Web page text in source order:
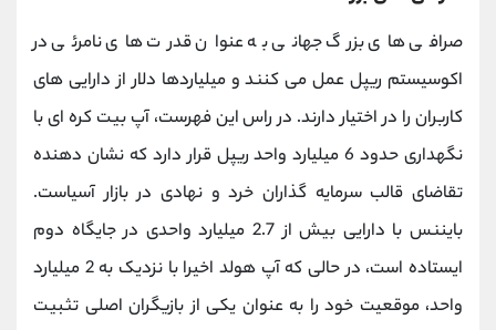
صرافی ‌های بزرگ جهانی به عنوان قدرت ‌های نامرئی در
اکوسیستم ریپل عمل می ‌کنند و میلیاردها دلار از دارایی ‌های
کاربران را در اختیار دارند. در راس این فهرست، آپ ‌بیت کره ‌ای با
نگهداری حدود 6 میلیارد واحد ریپل قرار دارد که نشان‌ دهنده
تقاضای قالب سرمایه‌ گذاران خرد و نهادی در بازار آسیاست.
بایننس با دارایی بیش از 2.7 میلیارد واحدی در جایگاه دوم
ایستاده است، در حالی که آپ هولد اخیرا با نزدیک به 2 میلیارد
واحد، موقعیت خود را به عنوان یکی از بازیگران اصلی تثبیت